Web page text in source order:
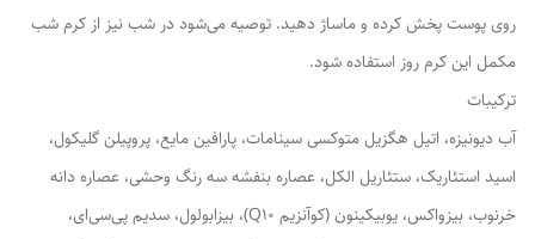
روی پوست پخش کرده و ماساژ دهید. توصیه می‌شود در شب نیز از کرم شب
مکمل این کرم روز استفاده شود.
ترکیبات
آب دیونیزه، اتیل هگزیل متوکسی سینامات، پارافین مایع، پروپیلن گلیکول،
اسید استئاریک، ستئاریل الکل، عصاره بنفشه سه رنگ وحشی، عصاره دانه
خرنوب، بیزواکس، یوبیکینون (کوآنزیم Q10)، بیزابولول، سدیم پی‌سی‌ای،